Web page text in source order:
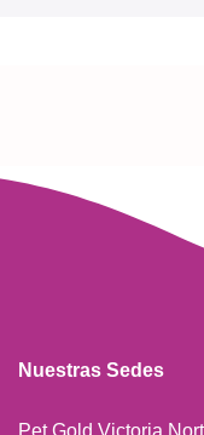
Nuestras Sedes